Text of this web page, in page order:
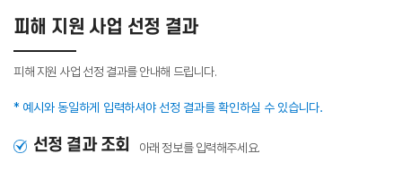
피해 지원 사업 선정 결과
피해 지원 사업 선정 결과를 안내해 드립니다.
* 예시와 동일하게 입력하셔야 선정 결과를 확인하실 수 있습니다.
선정 결과 조회 아래 정보를 입력해주세요.